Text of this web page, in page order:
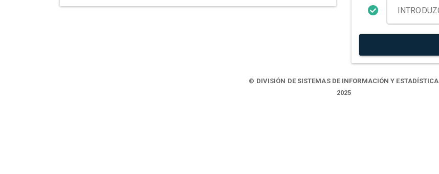
© DIVISIÓN DE SISTEMAS DE INFORMACIÓN Y ESTADÍSTICA
2025